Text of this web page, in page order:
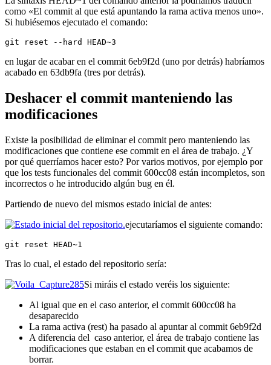
como «El commit al que está apuntando la rama activa menos uno».
Si hubiésemos ejecutado el comando:
git reset --hard HEAD~3
en lugar de acabar en el commit 6eb9f2d (uno por detrás) habríamos
acabado en 63db9fa (tres por detrás).
Deshacer el commit manteniendo las
modificaciones
Existe la posibilidad de eliminar el commit pero manteniendo las
modificaciones que contiene ese commit en el área de trabajo. ¿Y
por qué querríamos hacer esto? Por varios motivos, por ejemplo por
que los tests funcionales del commit 600cc08 están incompletos, son
incorrectos o he introducido algún bug en él.
Partiendo de nuevo del mismos estado inicial de antes:
ejecutaríamos el siguiente comando:
git reset HEAD~1
Tras lo cual, el estado del repositorio sería:
Si miráis el estado veréis los siguiente:
Al igual que en el caso anterior, el commit 600cc08 ha
desaparecido
La rama activa (rest) ha pasado al apuntar al commit 6eb9f2d
A diferencia del caso anterior, el área de trabajo contiene las
modificaciones que estaban en el commit que acabamos de
borrar.